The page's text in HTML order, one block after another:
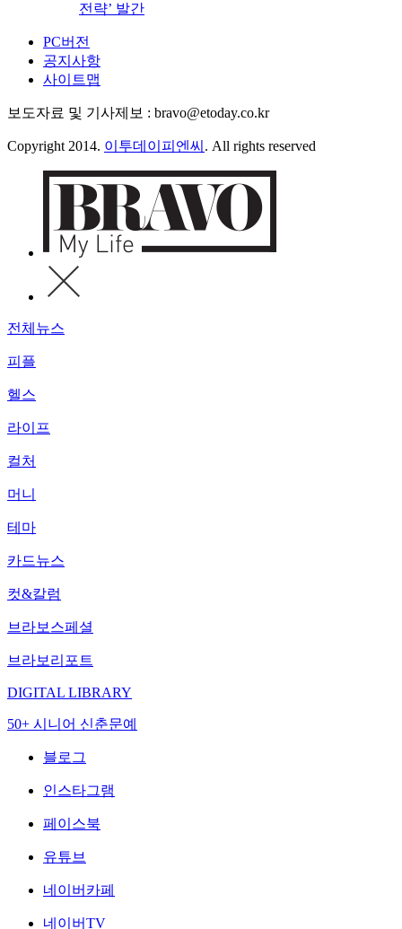
전략’ 발간
PC버전
공지사항
사이트맵
보도자료 및 기사제보 : bravo@etoday.co.kr
Copyright 2014. 이투데이피엔씨 . All rights reserved
전체뉴스
피플
헬스
라이프
컬처
머니
테마
카드뉴스
컷&칼럼
브라보스페셜
브라보리포트
DIGITAL LIBRARY
50+ 시니어 신춘문예
블로그
인스타그램
페이스북
유튜브
네이버카페
네이버TV